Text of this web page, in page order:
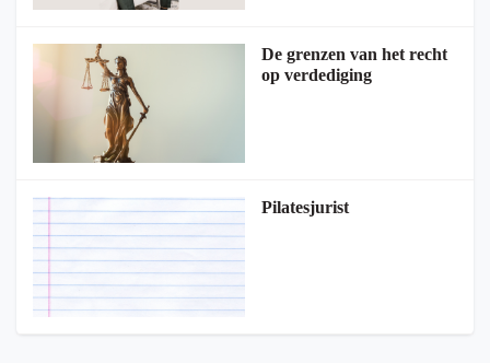
De grenzen van het recht
op verdediging
Pilatesjurist